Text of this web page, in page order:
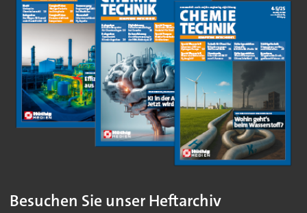
Besuchen Sie unser Heftarchiv